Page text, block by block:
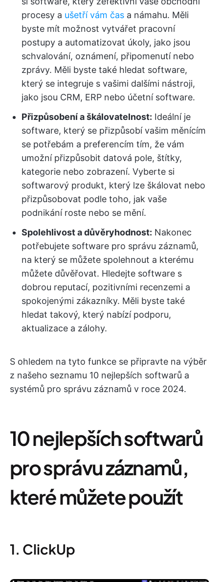
procesy a ušetří vám čas a námahu. Měli
byste mít možnost vytvářet pracovní
postupy a automatizovat úkoly, jako jsou
schvalování, oznámení, připomenutí nebo
zprávy. Měli byste také hledat software,
který se integruje s vašimi dalšími nástroji,
jako jsou CRM, ERP nebo účetní software.
Přizpůsobení a škálovatelnost: Ideální je
software, který se přizpůsobí vašim měnícím
se potřebám a preferencím tím, že vám
umožní přizpůsobit datová pole, štítky,
kategorie nebo zobrazení. Vyberte si
softwarový produkt, který lze škálovat nebo
přizpůsobovat podle toho, jak vaše
podnikání roste nebo se mění.
Spolehlivost a důvěryhodnost: Nakonec
potřebujete software pro správu záznamů,
na který se můžete spolehnout a kterému
můžete důvěřovat. Hledejte software s
dobrou reputací, pozitivními recenzemi a
spokojenými zákazníky. Měli byste také
hledat takový, který nabízí podporu,
aktualizace a zálohy.
S ohledem na tyto funkce se připravte na výběr
z našeho seznamu 10 nejlepších softwarů a
systémů pro správu záznamů v roce 2024.
10 nejlepších softwarů
pro správu záznamů,
které můžete použít
1. ClickUp